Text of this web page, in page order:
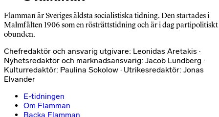
Flamman är Sveriges äldsta socialistiska tidning. Den startades i
Malmfälten 1906 som en rösträttstidning och är i dag partipolitiskt
obunden.
Chefredaktör och ansvarig utgivare: Leonidas Aretakis ·
Nyhetsredaktör och marknadsansvarig: Jacob Lundberg ·
Kulturredaktör: Paulina Sokolow · Utrikesredaktör: Jonas
Elvander
E-tidningen
Om Flamman
Backa Flamman